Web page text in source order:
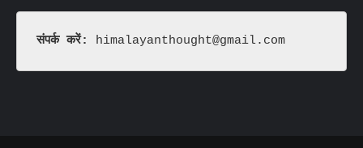
संपर्क करें: himalayanthought@gmail.com